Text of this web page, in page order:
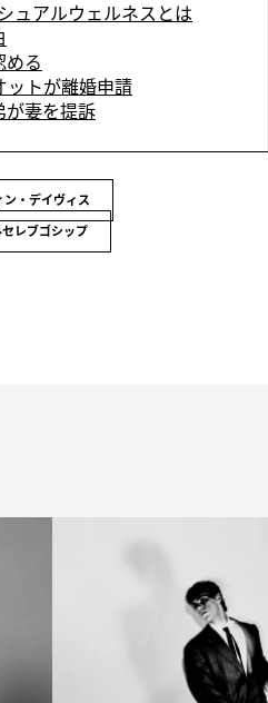
ュアルウェルネスとは
る
ットが離婚申請
妻を提訴
ン・デイヴィス
レブゴシップ